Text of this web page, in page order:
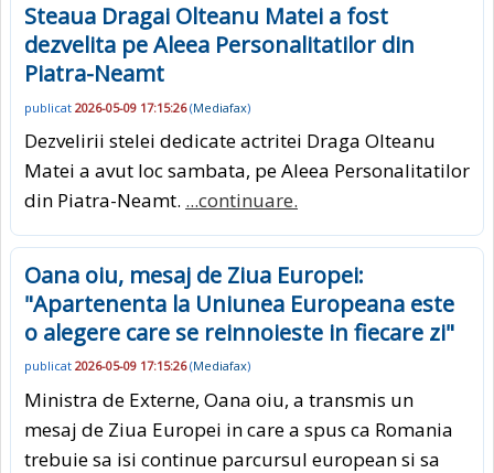
Steaua Dragai Olteanu Matei a fost
dezvelita pe Aleea Personalitatilor din
Piatra-Neamt
publicat 2026-05-09 17:15:26(Mediafax)
Dezvelirii stelei dedicate actritei Draga Olteanu
Matei a avut loc sambata, pe Aleea Personalitatilor
din Piatra-Neamt. ...continuare.
Oana oiu, mesaj de Ziua Europei:
"Apartenenta la Uniunea Europeana este
o alegere care se reinnoieste in fiecare zi"
publicat 2026-05-09 17:15:26(Mediafax)
Ministra de Externe, Oana oiu, a transmis un
mesaj de Ziua Europei in care a spus ca Romania
trebuie sa isi continue parcursul european si sa